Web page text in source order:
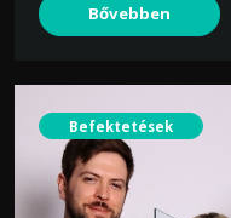
Bővebben
Befektetések